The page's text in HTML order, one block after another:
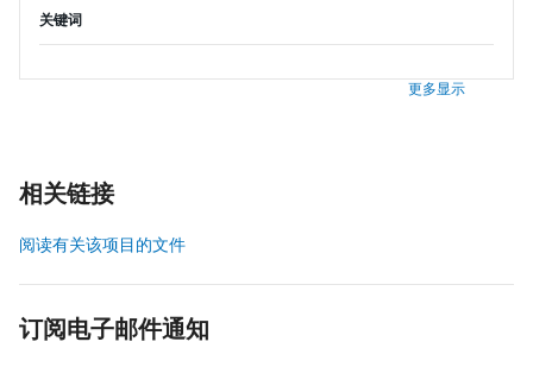
关键词
更多显示
相关链接
阅读有关该项目的文件
订阅电子邮件通知